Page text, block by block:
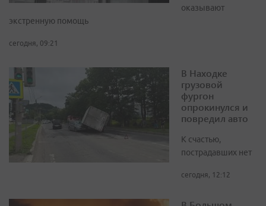
оказывают
экстренную помощь
сегодня, 09:21
В Находке
грузовой
фургон
опрокинулся и
повредил авто
К счастью,
пострадавших нет
сегодня, 12:12